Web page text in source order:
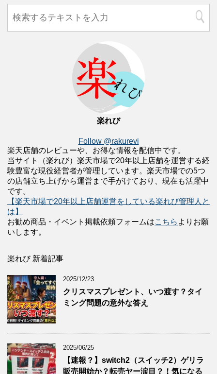
楽れび
Follow @rakurevi
楽天店舗のレビューや、お得な情報を配信中です。
当サイト（楽れび）楽天市場で20年以上店舗を運営する経
験豊富な現役経営者が管理しています。楽天市場での5つ
の店舗立ち上げから運営まで手がけており、現在も活躍中
です。
【楽天市場で20年以上店舗運営をしている楽れび管理人と
は】
お勧め商品・イベント掲載依頼フォームはこちら よりお願
いします。
楽れび 新着記事
2025/12/23
クリスマスプレゼント、いつ渡す？タイ
ミング問題の意外な答え
2025/06/25
【速報？】switch2（スイッチ2）ゲリラ
販売開始か？転売ヤー涙目？！気になる